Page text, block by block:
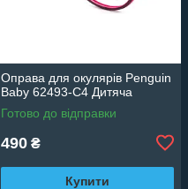
Оправа для окулярів Penguin
Baby 62493-C4 Дитяча
Готово до відправки
490 ₴
Купити